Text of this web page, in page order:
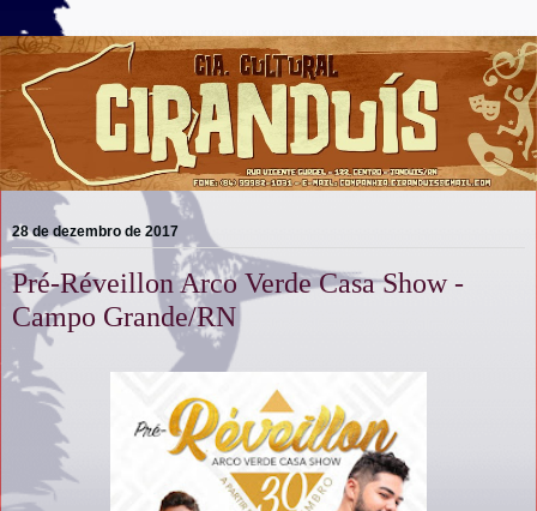
28 de dezembro de 2017
Pré-Réveillon Arco Verde Casa Show -
Campo Grande/RN